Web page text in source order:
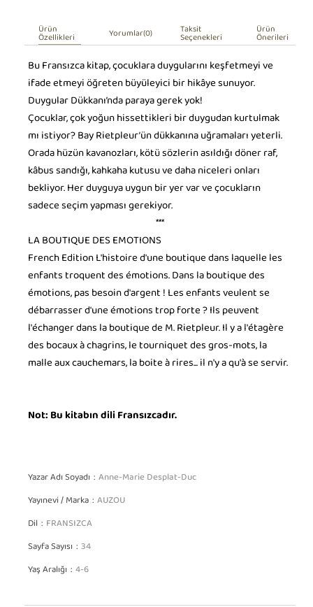
Ürün
Özellikleri Yorumlar(0) Taksit
Seçenekleri Ürün
Önerileri
Bu Fransızca kitap, çocuklara duygularını keşfetmeyi ve
ifade etmeyi öğreten büyüleyici bir hikâye sunuyor.
Duygular Dükkanı’nda paraya gerek yok!
Çocuklar, çok yoğun hissettikleri bir duygudan kurtulmak
mı istiyor? Bay Rietpleur’ün dükkanına uğramaları yeterli.
Orada hüzün kavanozları, kötü sözlerin asıldığı döner raf,
kâbus sandığı, kahkaha kutusu ve daha niceleri onları
bekliyor. Her duyguya uygun bir yer var ve çocukların
sadece seçim yapması gerekiyor.
***
LA BOUTIQUE DES EMOTIONS
French Edition L'histoire d'une boutique dans laquelle les
enfants troquent des émotions. Dans la boutique des
émotions, pas besoin d'argent ! Les enfants veulent se
débarrasser d'une émotions trop forte ? Ils peuvent
l'échanger dans la boutique de M. Rietpleur. Il y a l'étagère
des bocaux à chagrins, le tourniquet des gros-mots, la
malle aux cauchemars, la boite à rires... il n'y a qu'à se servir.
Not: Bu kitabın dili Fransızcadır.
Yazar Adı Soyadı Anne-Marie Desplat-Duc
Yayınevi / Marka AUZOU
Dil FRANSIZCA
Sayfa Sayısı 34
Yaş Aralığı 4-6